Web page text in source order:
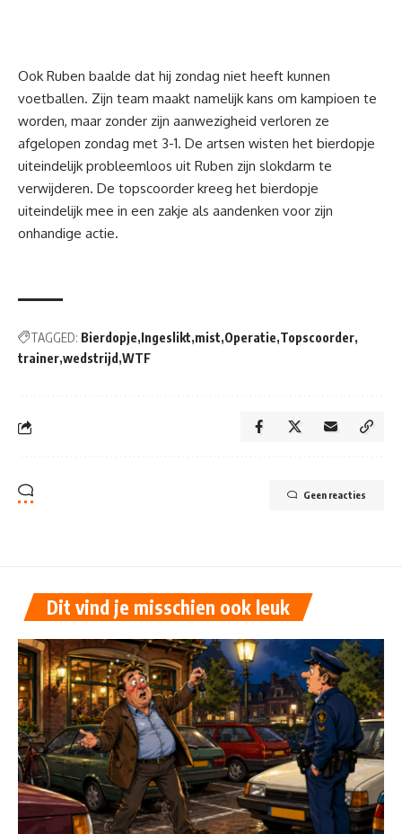
Ook Ruben baalde dat hij zondag niet heeft kunnen
voetballen. Zijn team maakt namelijk kans om kampioen te
worden, maar zonder zijn aanwezigheid verloren ze
afgelopen zondag met 3-1. De artsen wisten het bierdopje
uiteindelijk probleemloos uit Ruben zijn slokdarm te
verwijderen. De topscoorder kreeg het bierdopje
uiteindelijk mee in een zakje als aandenken voor zijn
onhandige actie.
TAGGED: Bierdopje Ingeslikt mist Operatie Topscoorder
trainer wedstrijd WTF
Geen reacties
Dit vind je misschien ook leuk